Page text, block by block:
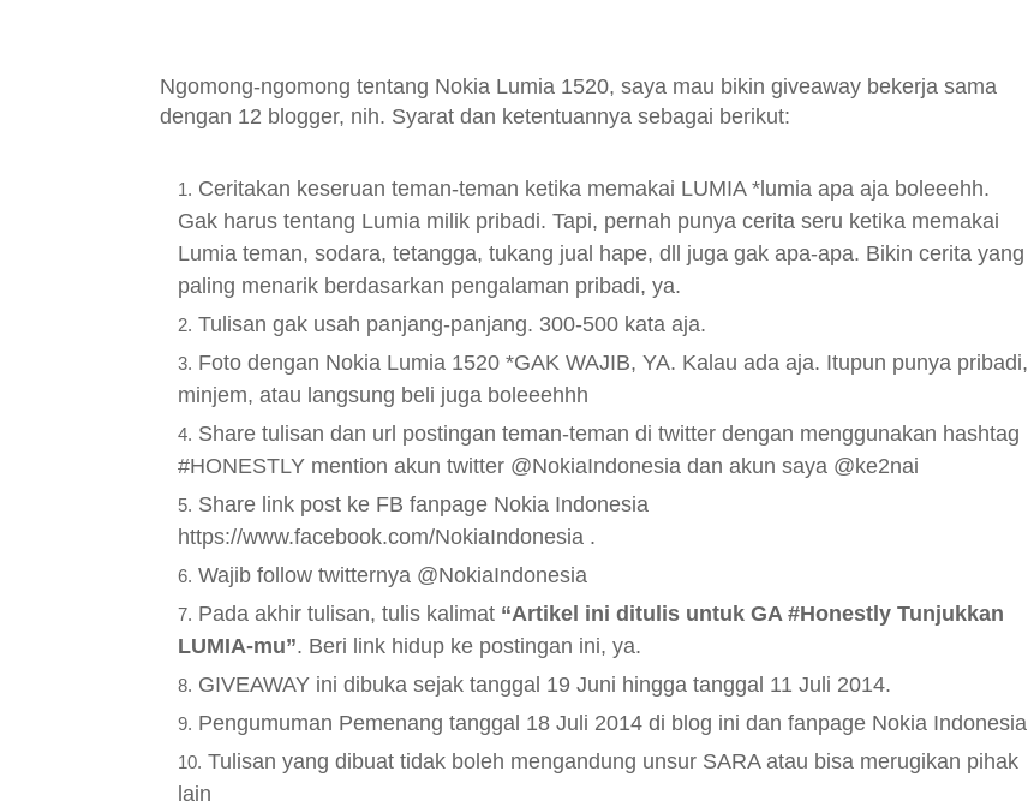
Ngomong-ngomong tentang Nokia Lumia 1520, saya mau bikin giveaway bekerja sama
dengan 12 blogger, nih. Syarat dan ketentuannya sebagai berikut:
Ceritakan keseruan teman-teman ketika memakai LUMIA *lumia apa aja boleeehh.
Gak harus tentang Lumia milik pribadi. Tapi, pernah punya cerita seru ketika memakai
Lumia teman, sodara, tetangga, tukang jual hape, dll juga gak apa-apa. Bikin cerita yang
paling menarik berdasarkan pengalaman pribadi, ya.
Tulisan gak usah panjang-panjang. 300-500 kata aja.
Foto dengan Nokia Lumia 1520 *GAK WAJIB, YA. Kalau ada aja. Itupun punya pribadi,
minjem, atau langsung beli juga boleeehhh
Share tulisan dan url postingan teman-teman di twitter dengan menggunakan hashtag
#HONESTLY mention akun twitter @NokiaIndonesia dan akun saya @ke2nai
Share link post ke FB fanpage Nokia Indonesia
https://www.facebook.com/NokiaIndonesia .
Wajib follow twitternya @NokiaIndonesia
Pada akhir tulisan, tulis kalimat “Artikel ini ditulis untuk GA #Honestly Tunjukkan
LUMIA-mu”. Beri link hidup ke postingan ini, ya.
GIVEAWAY ini dibuka sejak tanggal 19 Juni hingga tanggal 11 Juli 2014.
Pengumuman Pemenang tanggal 18 Juli 2014 di blog ini dan fanpage Nokia Indonesia
Tulisan yang dibuat tidak boleh mengandung unsur SARA atau bisa merugikan pihak
lain